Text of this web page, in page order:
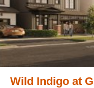
Wild Indigo at